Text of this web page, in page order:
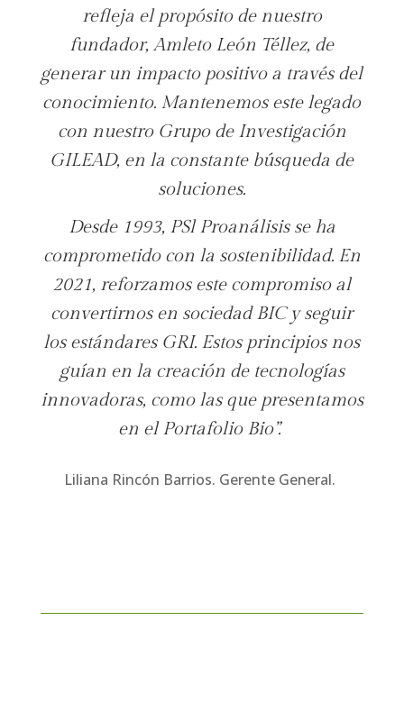
refleja el propósito de nuestro
fundador, Amleto León Téllez, de
generar un impacto positivo a través del
conocimiento. Mantenemos este legado
con nuestro Grupo de Investigación
GILEAD, en la constante búsqueda de
soluciones.
Desde 1993, PSl Proanálisis se ha
comprometido con la sostenibilidad. En
2021, reforzamos este compromiso al
convertirnos en sociedad BIC y seguir
los estándares GRI. Estos principios nos
guían en la creación de tecnologías
innovadoras, como las que presentamos
en el Portafolio Bio”.
Liliana Rincón Barrios. Gerente General.